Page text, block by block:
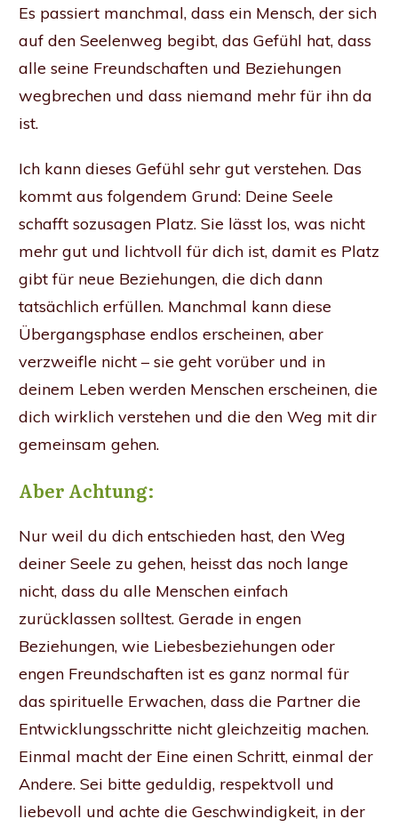
Es passiert manchmal, dass ein Mensch, der sich
auf den Seelenweg begibt, das Gefühl hat, dass
alle seine Freundschaften und Beziehungen
wegbrechen und dass niemand mehr für ihn da
ist.
Ich kann dieses Gefühl sehr gut verstehen. Das
kommt aus folgendem Grund: Deine Seele
schafft sozusagen Platz. Sie lässt los, was nicht
mehr gut und lichtvoll für dich ist, damit es Platz
gibt für neue Beziehungen, die dich dann
tatsächlich erfüllen. Manchmal kann diese
Übergangsphase endlos erscheinen, aber
verzweifle nicht – sie geht vorüber und in
deinem Leben werden Menschen erscheinen, die
dich wirklich verstehen und die den Weg mit dir
gemeinsam gehen.
Aber Achtung:
Nur weil du dich entschieden hast, den Weg
deiner Seele zu gehen, heisst das noch lange
nicht, dass du alle Menschen einfach
zurücklassen solltest. Gerade in engen
Beziehungen, wie Liebesbeziehungen oder
engen Freundschaften ist es ganz normal für
das spirituelle Erwachen, dass die Partner die
Entwicklungsschritte nicht gleichzeitig machen.
Einmal macht der Eine einen Schritt, einmal der
Andere. Sei bitte geduldig, respektvoll und
liebevoll und achte die Geschwindigkeit, in der